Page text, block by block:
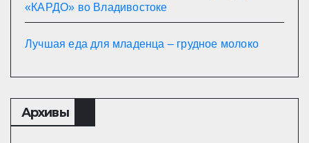
«КАРДО» во Владивостоке
Лучшая еда для младенца – грудное молоко
Архивы